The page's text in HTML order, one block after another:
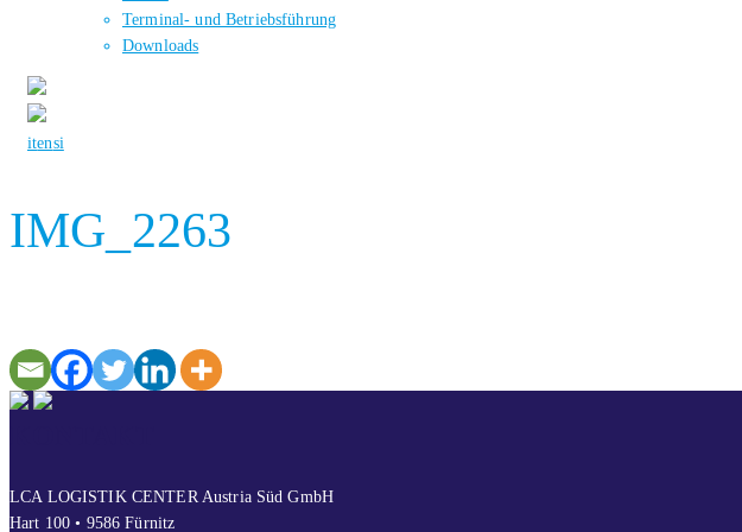
Terminal- und Betriebsführung
Downloads
itensi
IMG_2263
LCA LOGISTIK CENTER Austria Süd GmbH
Hart 100 • 9586 Fürnitz